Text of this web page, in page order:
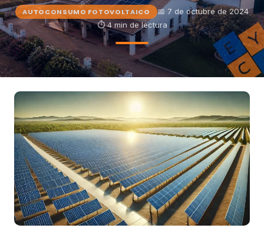
AUTOCONSUMO FOTOVOLTAICO
📅 7 de octubre de 2024
⏱ 4 min de lectura